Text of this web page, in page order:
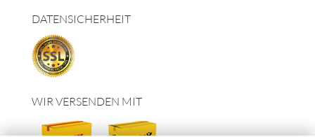
DATENSICHERHEIT
WIR VERSENDEN MIT